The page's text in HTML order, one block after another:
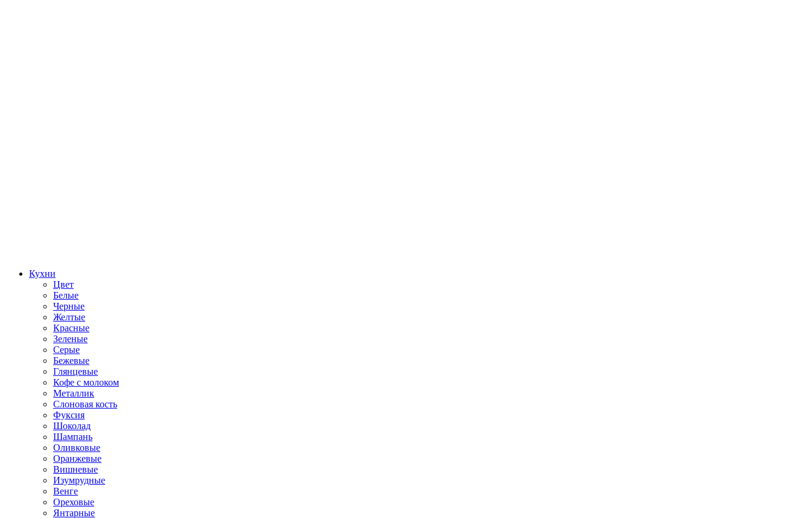
Кухни
Цвет
Белые
Черные
Желтые
Красные
Зеленые
Серые
Бежевые
Глянцевые
Кофе с молоком
Металлик
Слоновая кость
Фуксия
Шоколад
Шампань
Оливковые
Оранжевые
Вишневые
Изумрудные
Венге
Ореховые
Янтарные